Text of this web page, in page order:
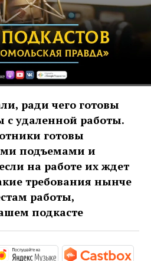
ради чего готовы
с удаленной работы.
готовы
подъемами и
на работе их ждет
требования нынче
работы,
подкасте
podcasts.apple.com/ru/
https://